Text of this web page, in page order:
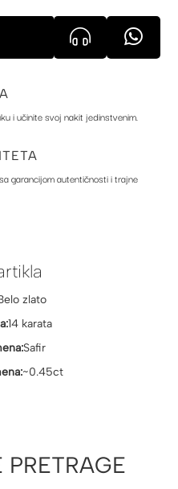
i učinite svoj nakit jedinstvenim.
garancijom autentičnosti i trajne
zlato
14 karata
Safir
~0.45ct
PRETRAGE